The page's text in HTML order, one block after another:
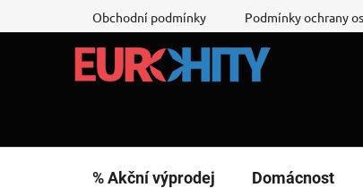
na
Obchodní podmínky Podmínky ochrany
% Akční výprodej Domácnost